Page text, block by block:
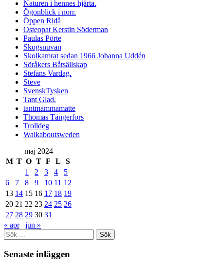
Naturen i hennes hjärta.
Ögonblick i norr.
Öppen Ridå
Osteopat Kerstin Söderman
Paulas Pörte
Skogsnuvan
Skolkamrat sedan 1966 Johanna Uddén
Söråkers Båtsällskap
Stefans Vardag.
Steve
SvenskTysken
Tant Glad.
tantmammamatte
Thomas Tängerfors
Trolldeg
Walkaboutsweden
maj 2024
M T O T F L
S
1
2 3 4
5
6
7 8 9 10 11 12
13 14 15 16 17 18 19
20 21 22 23 24 25 26
27 28 29 30 31
« apr
jun »
Sök
efter:
Senaste inläggen